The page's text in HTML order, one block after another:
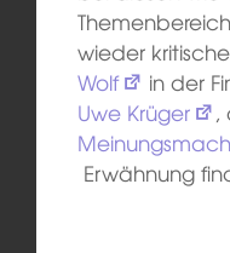
wieder
Wolf
in der
Uwe Krüger
,
Erwähnung